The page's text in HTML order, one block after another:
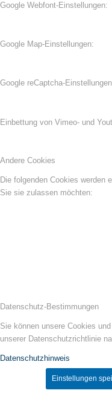
Google Webfont-Einstellungen:
Google Map-Einstellungen:
Google reCaptcha-
Einbettung von Vimeo- und
Andere Cookies
Die folgenden Cookies werden
Sie sie zulassen möchten:
Datenschutz-Bestimmungen
Sie können unsere Cookies
unserer Datenschutzrichtlinie
Datenschutzhinweis
Einstellungen